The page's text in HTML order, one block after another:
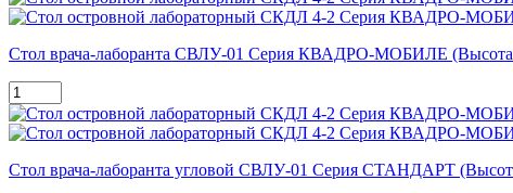
Стол врача-лаборанта СВЛУ-01 Серия КВАДРО-МОБИЛЕ (Высота
Стол врача-лаборанта угловой СВЛУ-01 Серия СТАНДАРТ